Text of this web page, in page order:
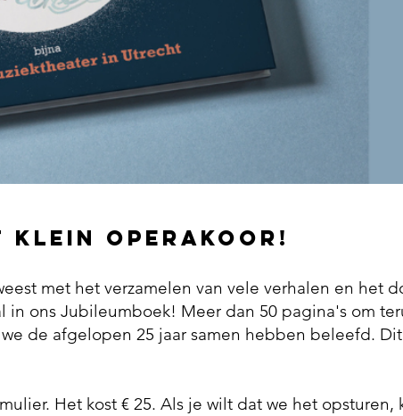
operakoor!
met het verzamelen van vele verhalen en het
in ons Jubileumboek! Meer dan 50 pagina's om
de afgelopen 25 jaar samen hebben beleefd.
Het kost € 25. Als je wilt dat we het opsturen,